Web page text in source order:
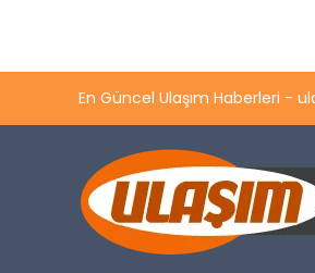
En Güncel Ulaşım Haberleri -